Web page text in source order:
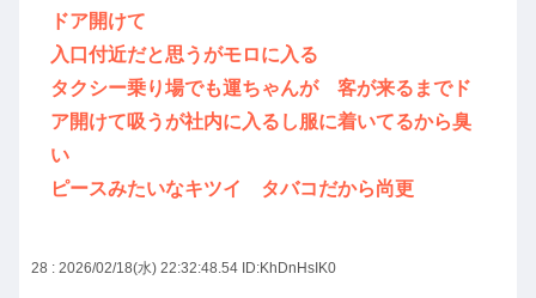
ドア開けて
入口付近だと思うがモロに入る
タクシー乗り場でも運ちゃんが 客が来るまでド
ア開けて吸うが社内に入るし服に着いてるから臭
い
ピースみたいなキツイ タバコだから尚更
28 : 2026/02/18(水) 22:32:48.54 ID:KhDnHsIK0